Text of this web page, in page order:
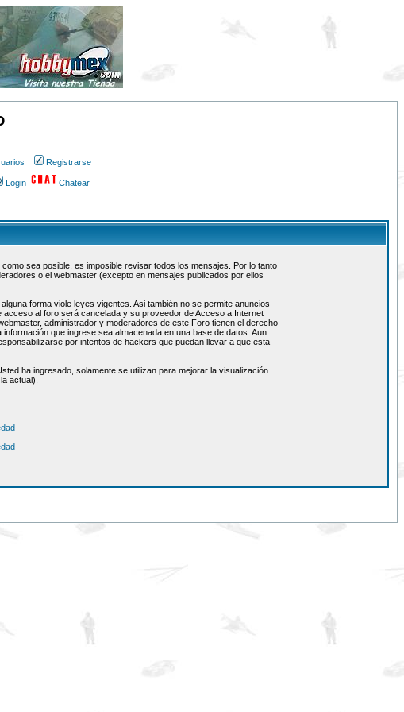
Registrarse
Login Chatear
sea posible, es imposible revisar todos los mensajes. Por lo tanto
o el webmaster (excepto en mensajes publicados por ellos
forma viole leyes vigentes. Asi también no se permite anuncios
al foro será cancelada y su proveedor de Acceso a Internet
administrador y moderadores de este Foro tienen el derecho
que ingrese sea almacenada en una base de datos. Aun
por intentos de hackers que puedan llevar a que esta
ha ingresado, solamente se utilizan para mejorar la visualización
actual).